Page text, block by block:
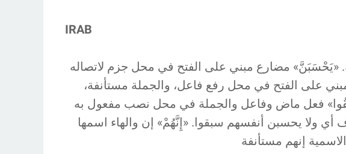
IRAB
«يَحْسَبَنَّ» مضارع مبني على الفتح في محل جزم لاتصاله
على الفتح في محل رفع فاعل، والجملة مستأنفة،
فعل ماض وفاعل والجملة في محل نصب مفعول به
ولا يحسبن أنفسهم سبقوا. «إِنَّهُمْ» إن والهاء اسمها
إنهم مستأنفة